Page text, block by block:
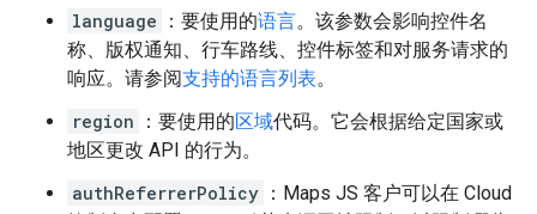
language ：要使用的语言。该参数会影响控件名
称、版权通知、行车路线、控件标签和对服务请求的
响应。请参阅支持的语言列表。
region
：要使用的区域代码。它会根据给定国家或
地区更改 API 的行为。
authReferrerPolicy ：Maps JS 客户可以在 Cloud